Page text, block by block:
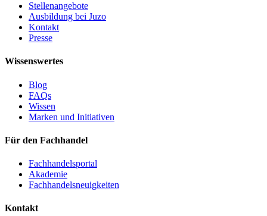
Stellenangebote
Ausbildung bei Juzo
Kontakt
Presse
Wissenswertes
Blog
FAQs
Wissen
Marken und Initiativen
Für den Fachhandel
Fachhandelsportal
Akademie
Fachhandelsneuigkeiten
Kontakt